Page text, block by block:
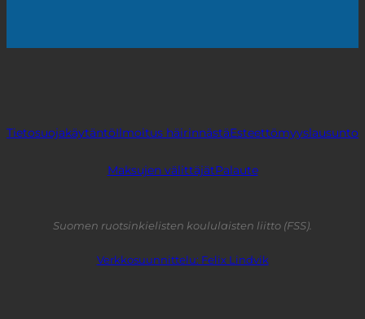
TietosuojakäytäntöIlmoitus häirinnästäEsteettömyyslausunto
Maksujen välittäjätPalaute
Suomen ruotsinkielisten koululaisten liitto (FSS).
Verkkosuunnittelu: Felix Lindvik